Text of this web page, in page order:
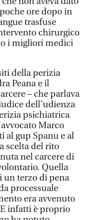
ore dopo in
trasfuse
chirurgico
i migliori medici
della perizia
Peana e il
– che parlava
dell’udienza
psichiatrica
Marco
al gup Spanu e al
scelta del rito
nel carcere di
Quella
un terzo di pena
processuale
era avvenuto
infatti è proprio